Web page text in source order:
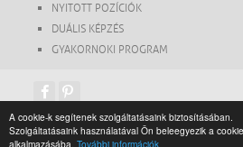
A cookie-k segítenek szolgáltatásaink biztosításában.
Szolgáltatásaink használatával Ön beleegyezik a
alkalmazásába. További információk
NYITOTT POZÍCIÓK
DUÁLIS KÉPZÉS
GYAKORNOKI PROGRAM
copyright 2015. Székesfehérvári